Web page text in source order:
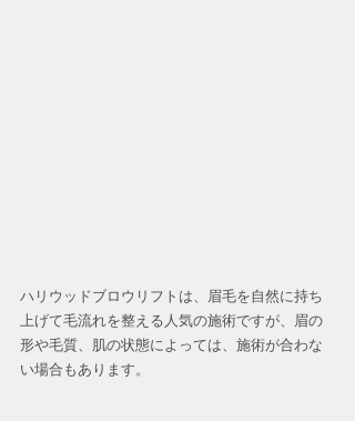
ハリウッドブロウリフトは、眉毛を自然に持ち
上げて毛流れを整える人気の施術ですが、眉の
形や毛質、肌の状態によっては、施術が合わな
い場合もあります。